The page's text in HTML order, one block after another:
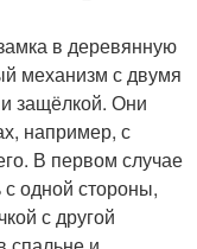
в деревянную
механизм с двумя
защёлкой. Они
например, с
В первом случае
одной стороны,
с другой